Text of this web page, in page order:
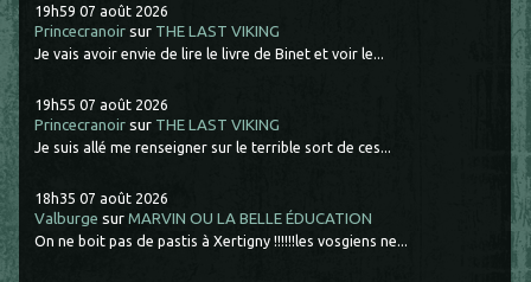
19h59 07 août 2026
Princecranoir sur THE LAST VIKING
Je vais avoir envie de lire le livre de Binet et voir le...
19h55 07 août 2026
Princecranoir sur THE LAST VIKING
Je suis allé me renseigner sur le terrible sort de ces...
18h35 07 août 2026
Valburge surMARVIN OU LA BELLE ÉDUCATION
On ne boit pas de pastis à Xertigny !!!!!!les vosgiens ne...